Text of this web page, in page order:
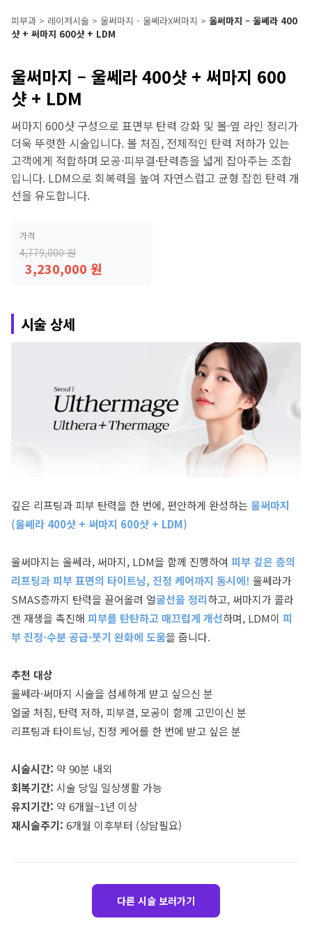
피부과 > 레이저시술 > 울써마지 - 울쎄라X써마지 > 울써마지 – 울쎄라 400
샷 + 써마지 600샷 + LDM
울써마지 – 울쎄라 400샷 + 써마지 600
샷 + LDM
써마지 600샷 구성으로 표면부 탄력 강화 및 볼·옆 라인 정리가
더욱 뚜렷한 시술입니다. 볼 처짐, 전체적인 탄력 저하가 있는
고객에게 적합하며 모공·피부결·탄력층을 넓게 잡아주는 조합
입니다. LDM으로 회복력을 높여 자연스럽고 균형 잡힌 탄력 개
선을 유도합니다.
가격
4,779,000 원
3,230,000 원
시술 상세
깊은 리프팅과 피부 탄력을 한 번에, 편안하게 완성하는 울써마지
(울쎄라 400샷 + 써마지 600샷 + LDM)
울써마지는 울쎄라, 써마지, LDM을 함께 진행하여 피부 깊은 층의
리프팅과 피부 표면의 타이트닝, 진정 케어까지 동시에! 울쎄라가
SMAS층까지 탄력을 끌어올려 얼굴선을 정리하고, 써마지가 콜라
겐 재생을 촉진해 피부를 탄탄하고 매끄럽게 개선하며, LDM이 피
부 진정·수분 공급·붓기 완화에 도움을 줍니다.
추천 대상
울쎄라·써마지 시술을 섬세하게 받고 싶으신 분
얼굴 처짐, 탄력 저하, 피부결, 모공이 함께 고민이신 분
리프팅과 타이트닝, 진정 케어를 한 번에 받고 싶은 분
시술시간: 약 90분 내외
회복기간: 시술 당일 일상생활 가능
유지기간: 약 6개월~1년 이상
재시술주기: 6개월 이후부터 (상담필요)
다른 시술 보러가기